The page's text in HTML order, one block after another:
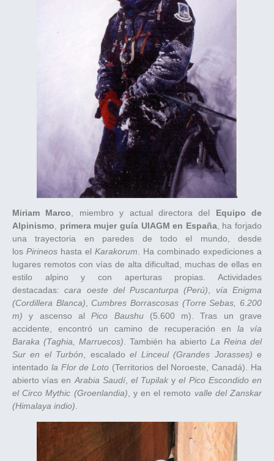
Miriam Marco, miembro y actual directora del Equipo de
Alpinismo, primera mujer guía UIAGM en España, ha forjado
una trayectoria en paredes de todo el mundo, desde
los Pirineos hasta el Karakorum. Ha combinado expediciones a
lugares remotos con vías de alta dificultad, muchas de ellas en
estilo alpino y con aperturas propias. Actividades
destacadas:cara oeste del Puscanturpa (Perú), vía Enigma
(Cordillera Blanca), Cumbres Borrascosas (Torre Sebas, 6.200
m) y ascenso alPico Baushu(5.600 m). Tras un grave
accidente, encontró un camino de recuperación en la vía
Baraka (Taghia, Marruecos). También ha abierto La Reina del
Sur en el Turbón, escaladoel Linceul (Grandes Jorasses) e
intentado la Flor de Loto (Territorios del Noroeste, Canadá). Ha
abierto vías enArabia Saudí, el Tupilak yel Pico Escondido en
el Circo Mythic (Groenlandia), y en el remoto valle del Zanskar
(Himalaya indio).